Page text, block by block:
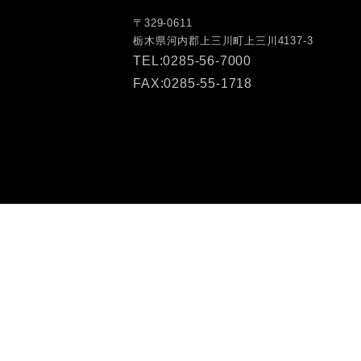
〒329-0611
栃木県河内郡上三川町上三川4137-3
TEL:0285-56-7000
FAX:0285-55-1718